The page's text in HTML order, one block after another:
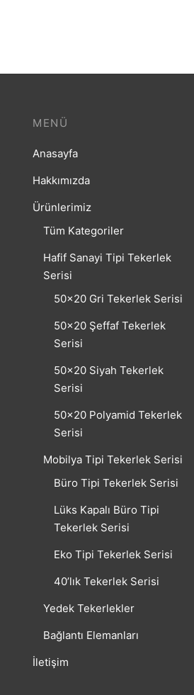
MENÜ
Anasayfa
Hakkımızda
Ürünlerimiz
Tüm Kategoriler
Hafif Sanayi Tipi Tekerlek
Serisi
50×20 Gri Tekerlek Serisi
50×20 Şeffaf Tekerlek
Serisi
50×20 Siyah Tekerlek
Serisi
50×20 Polyamid Tekerlek
Serisi
Mobilya Tipi Tekerlek Serisi
Büro Tipi Tekerlek Serisi
Lüks Kapalı Büro Tipi
Tekerlek Serisi
Eko Tipi Tekerlek Serisi
40’lık Tekerlek Serisi
Yedek Tekerlekler
Bağlantı Elemanları
İletişim